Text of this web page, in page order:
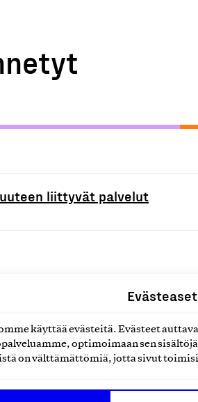
käyttää evästeitä. Evästeet
optimoimaan sen
on välttämättömiä, jotta sivut
liittyvät palvelut